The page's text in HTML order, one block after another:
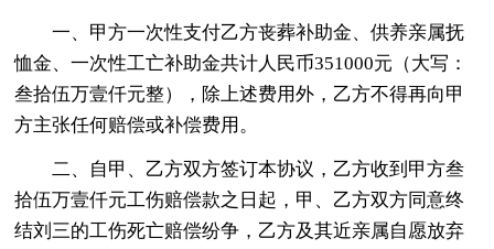
一、甲方一次性支付乙方丧葬补助金、供养亲属抚
恤金、一次性工亡补助金共计人民币351000元（大写：
叁拾伍万壹仟元整），除上述费用外，乙方不得再向甲
方主张任何赔偿或补偿费用。
二、自甲、乙方双方签订本协议，乙方收到甲方叁
拾伍万壹仟元工伤赔偿款之日起，甲、乙方双方同意终
结刘三的工伤死亡赔偿纷争，乙方及其近亲属自愿放弃